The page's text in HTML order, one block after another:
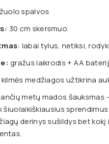
spalvos
30 cm skersmuo.
: labai tylus, netiksi,
gražus laikrodis + AA
medžiagos užtikrina
metų mados
šiuolaikiškiausius
derinys sušildys bet